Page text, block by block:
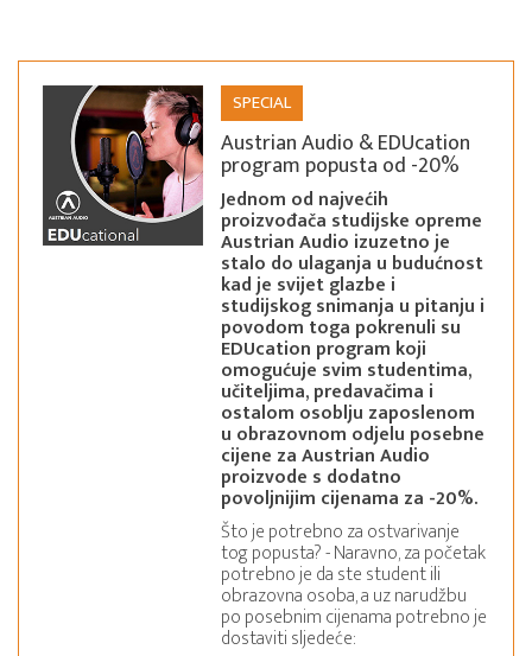
SPECIAL
Austrian Audio & EDUcation
program popusta od -20%
Jednom od najvećih
proizvođača studijske opreme
Austrian Audio izuzetno je
stalo do ulaganja u budućnost
kad je svijet glazbe i
studijskog snimanja u pitanju i
povodom toga pokrenuli su
EDUcation program koji
omogućuje svim studentima,
učiteljima, predavačima i
ostalom osoblju zaposlenom
u obrazovnom odjelu posebne
cijene za Austrian Audio
proizvode s dodatno
povoljnijim cijenama za -20%.
Što je potrebno za ostvarivanje
tog popusta? - Naravno, za početak
potrebno je da ste student ili
obrazovna osoba, a uz narudžbu
po posebnim cijenama potrebno je
dostaviti sljedeće: